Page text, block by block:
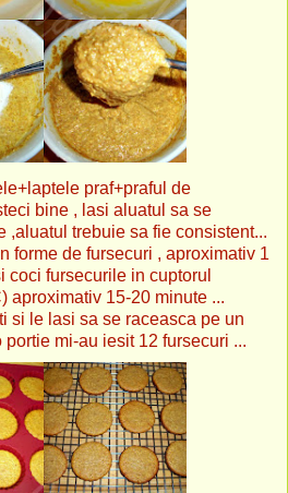
praf+praful de
bine , lasi aluatul sa se
,aluatul trebuie sa fie consistent...
forme de fursecuri , aproximativ 1
coci fursecurile in cuptorul
aproximativ 15-20 minute ...
si le lasi sa se raceasca pe un
mi-au iesit 12 fursecuri ...